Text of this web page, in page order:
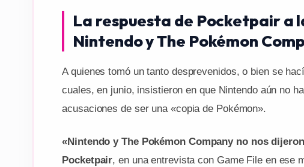
La respuesta de Pocketpair a
Nintendo y The Pokémon
A quienes tomó un tanto desprevenidos, o bien se
cuales, en junio, insistieron en que Nintendo aún no
acusaciones de ser una «copia de Pokémon».
«Nintendo y The Pokémon Company no nos
Pocketpair, en una entrevista con Game File en ese